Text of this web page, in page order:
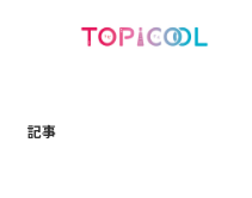
記事